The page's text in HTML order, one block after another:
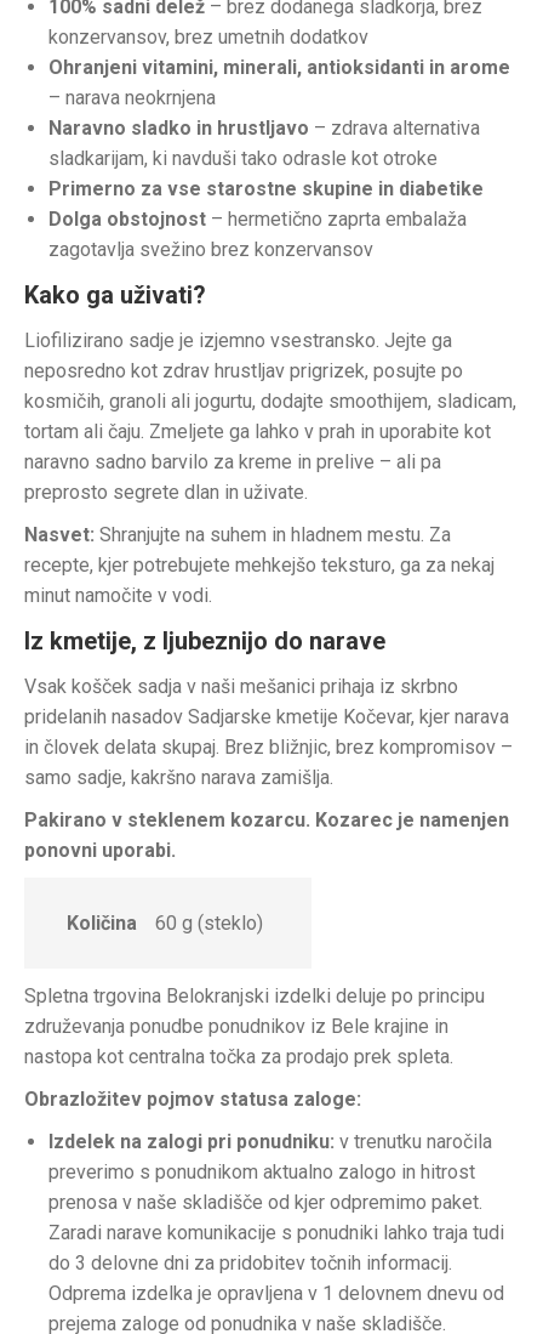
100% sadni delež – brez dodanega sladkorja, brez
konzervansov, brez umetnih dodatkov
Ohranjeni vitamini, minerali, antioksidanti in arome
– narava neokrnjena
Naravno sladko in hrustljavo – zdrava alternativa
sladkarijam, ki navduši tako odrasle kot otroke
Primerno za vse starostne skupine in diabetike
Dolga obstojnost – hermetično zaprta embalaža
zagotavlja svežino brez konzervansov
Kako ga uživati?
Liofilizirano sadje je izjemno vsestransko. Jejte ga
neposredno kot zdrav hrustljav prigrizek, posujte po
kosmičih, granoli ali jogurtu, dodajte smoothijem, sladicam,
tortam ali čaju. Zmeljete ga lahko v prah in uporabite kot
naravno sadno barvilo za kreme in prelive – ali pa
preprosto segrete dlan in uživate.
Nasvet: Shranjujte na suhem in hladnem mestu. Za
recepte, kjer potrebujete mehkejšo teksturo, ga za nekaj
minut namočite v vodi.
Iz kmetije, z ljubeznijo do narave
Vsak košček sadja v naši mešanici prihaja iz skrbno
pridelanih nasadov Sadjarske kmetije Kočevar, kjer narava
in človek delata skupaj. Brez bližnjic, brez kompromisov –
samo sadje, kakršno narava zamišlja.
Pakirano v steklenem kozarcu. Kozarec je namenjen
ponovni uporabi.
Količina 60 g (steklo)
Spletna trgovina Belokranjski izdelki deluje po principu
združevanja ponudbe ponudnikov iz Bele krajine in
nastopa kot centralna točka za prodajo prek spleta.
Obrazložitev pojmov statusa zaloge:
Izdelek na zalogi pri ponudniku: v trenutku naročila
preverimo s ponudnikom aktualno zalogo in hitrost
prenosa v naše skladišče od kjer odpremimo paket.
Zaradi narave komunikacije s ponudniki lahko traja tudi
do 3 delovne dni za pridobitev točnih informacij.
Odprema izdelka je opravljena v 1 delovnem dnevu od
prejema zaloge od ponudnika v naše skladišče.